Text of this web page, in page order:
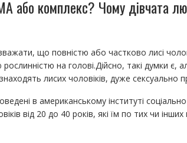
комплекс? Чому дівчата
що повністю або частково лисі
на голові.Дійсно, такі думки
лисих чоловіків, дуже сексуально
в американському інституті
від 20 до 40 років, які їм по тих чи